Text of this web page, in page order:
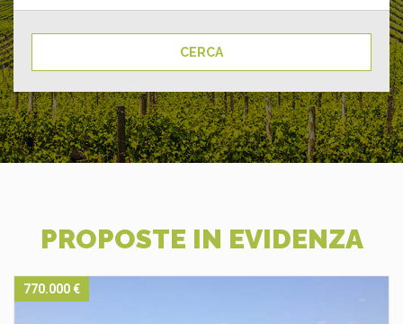
CERCA
PROPOSTE IN EVIDENZA
420.000 €